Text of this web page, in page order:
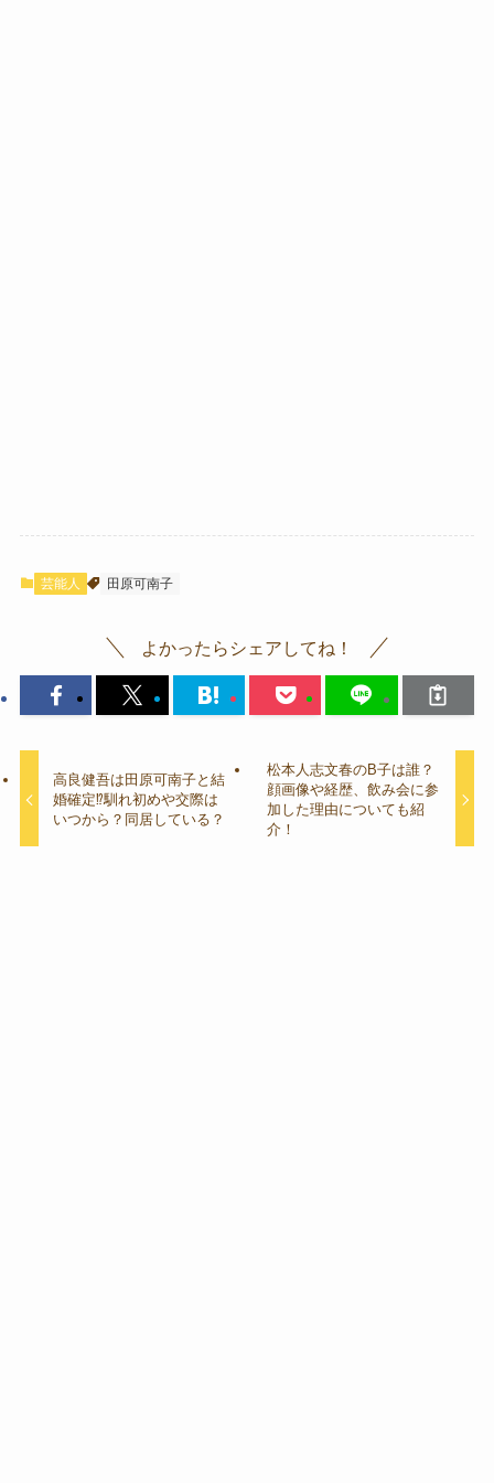
芸能人 田原可南子
よかったらシェアしてね！
高良健吾は田原可南子と結
婚確定⁉︎馴れ初めや交際は
いつから？同居している？
松本人志文春のB子は誰？
顔画像や経歴、飲み会に参
加した理由についても紹
介！